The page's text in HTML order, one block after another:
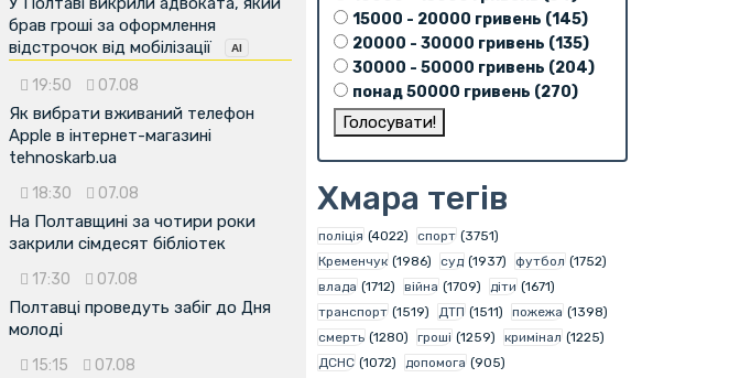
брав гроші за оформлення
відстрочок від мобілізації
19:50 07.08
Як вибрати вживаний телефон
Apple в інтернет-магазині
tehnoskarb.ua
18:30 07.08
На Полтавщині за чотири роки
закрили сімдесят бібліотек
17:30 07.08
Полтавці проведуть забіг до Дня
молоді
15:15 07.08
15000 - 20000 гривень (145)
20000 - 30000 гривень (135)
30000 - 50000 гривень (204)
понад 50000 гривень (270)
Хмара тегів
поліція (4022) спорт (3751)
Кременчук (1986) суд (1937) футбол (1752)
влада (1712) війна (1709) діти (1671)
транспорт (1519) ДТП (1511) пожежа (1398)
смерть (1280) гроші (1259) кримінал (1225)
ДСНС (1072) допомога (905)